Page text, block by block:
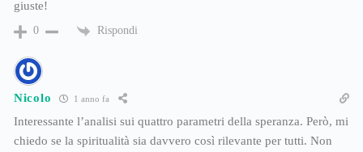
giuste!
0 Rispondi
Nicolo 1 anno fa
Interessante l’analisi sui quattro parametri della speranza. Però, mi
chiedo se la spiritualità sia davvero così rilevante per tutti. Non